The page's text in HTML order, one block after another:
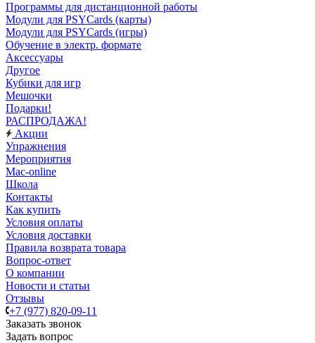
Программы для дистанционной работы
Модули для PSYCards (карты)
Модули для PSYCards (игры)
Обучение в электр. формате
Аксессуары
Другое
Кубики для игр
Мешочки
Подарки!
РАСПРОДАЖА!
Акции
Упражнения
Мероприятия
Mac-online
Школа
Контакты
Как купить
Условия оплаты
Условия доставки
Правила возврата товара
Вопрос-ответ
О компании
Новости и статьи
Отзывы
+7 (977) 820-09-11
Заказать звонок
Задать вопрос